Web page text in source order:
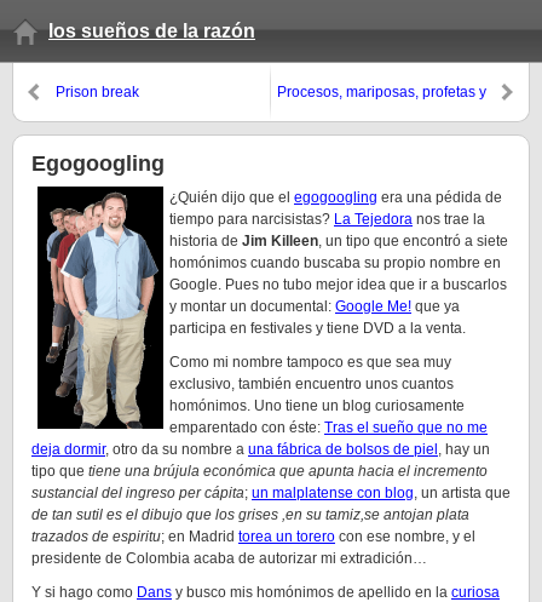
los sueños de la razón
Prison break
Procesos, mariposas, profetas y
Egogoogling
¿Quién dijo que el egogoogling era una pédida de
tiempo para narcisistas? La Tejedora nos trae la
historia de Jim Killeen, un tipo que encontró a siete
homónimos cuando buscaba su propio nombre en
Google. Pues no tubo mejor idea que ir a buscarlos
y montar un documental: Google Me! que ya
participa en festivales y tiene DVD a la venta.
Como mi nombre tampoco es que sea muy
exclusivo, también encuentro unos cuantos
homónimos. Uno tiene un blog curiosamente
emparentado con éste: Tras el sueño que no me
deja dormir, otro da su nombre a una fábrica de bolsos de piel , hay un
tipo que tiene una brújula económica que apunta hacia el incremento
sustancial del ingreso per cápita; un malplatense con blog, un artista que
de tan sutil es el dibujo que los grises ,en su tamiz,se antojan plata
trazados de espiritu; en Madrid torea un torero con ese nombre, y el
presidente de Colombia acaba de autorizar mi extradición…
Y si hago como Dans y busco mis homónimos de apellido en la curiosa